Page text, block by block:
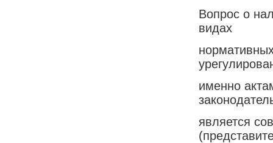
Вопрос о
видах
именно
является